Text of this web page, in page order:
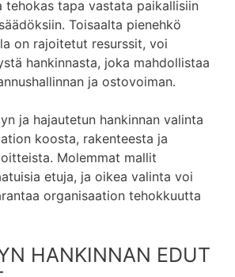
tehokas tapa vastata paikallisiin
Toisaalta pienehkö
on rajoitetut resurssit, voi
hankinnasta, joka mahdollistaa
ja ostovoiman.
ja hajautetun hankinnan valinta
koosta, rakenteesta ja
Molemmat mallit
etuja, ja oikea valinta voi
organisaation tehokkuutta
HANKINNAN EDUT